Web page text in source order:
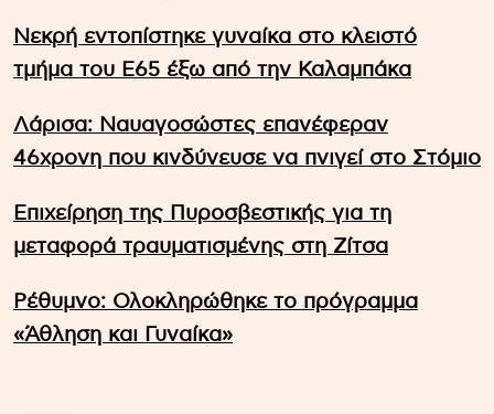
Νεκρή εντοπίστηκε γυναίκα στο κλειστό
τμήμα του Ε65 έξω από την Καλαμπάκα
Λάρισα: Ναυαγοσώστες επανέφεραν
46χρονη που κινδύνευσε να πνιγεί στο Στόμιο
Επιχείρηση της Πυροσβεστικής για τη
μεταφορά τραυματισμένης στη Ζίτσα
Ρέθυμνο: Ολοκληρώθηκε το πρόγραμμα
«Άθληση και Γυναίκα»